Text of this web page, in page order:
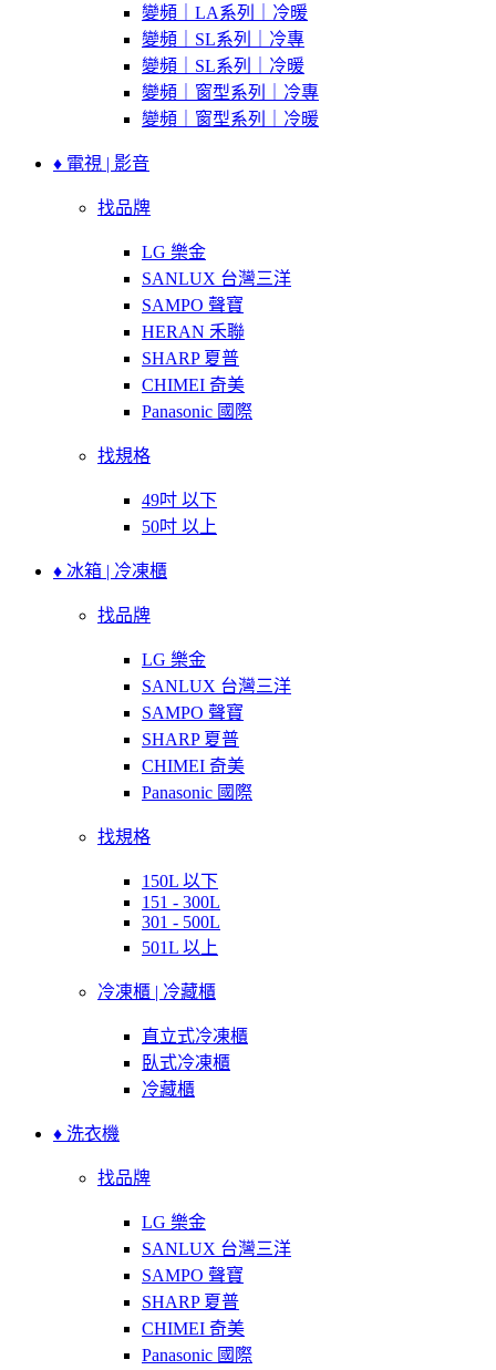
變頻｜LA系列｜冷暖
變頻｜SL系列｜冷專
變頻｜SL系列｜冷暖
變頻｜窗型系列｜冷專
變頻｜窗型系列｜冷暖
♦ 電視 | 影音
找品牌
LG 樂金
SANLUX 台灣三洋
SAMPO 聲寶
HERAN 禾聯
SHARP 夏普
CHIMEI 奇美
Panasonic 國際
找規格
49吋 以下
50吋 以上
♦ 冰箱 | 冷凍櫃
找品牌
LG 樂金
SANLUX 台灣三洋
SAMPO 聲寶
SHARP 夏普
CHIMEI 奇美
Panasonic 國際
找規格
150L 以下
151 - 300L
301 - 500L
501L 以上
冷凍櫃 | 冷藏櫃
直立式冷凍櫃
臥式冷凍櫃
冷藏櫃
♦ 洗衣機
找品牌
LG 樂金
SANLUX 台灣三洋
SAMPO 聲寶
SHARP 夏普
CHIMEI 奇美
Panasonic 國際